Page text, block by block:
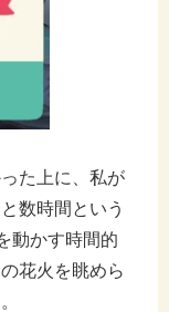
た上に、私が
数時間という
動かす時間的
花火を眺めら